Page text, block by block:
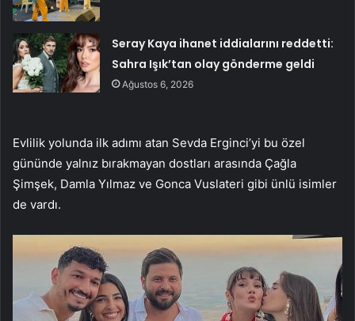
Seray Kaya ihanet iddialarını reddetti:
Sahra Işık’tan olay gönderme geldi
Ağustos 6, 2026
Evlilik yolunda ilk adımı atan Sevda Erginci’yi bu özel
gününde yalnız bırakmayan dostları arasında Çağla
Şimşek, Damla Yılmaz ve Gonca Vuslateri gibi ünlü isimler
de vardı.